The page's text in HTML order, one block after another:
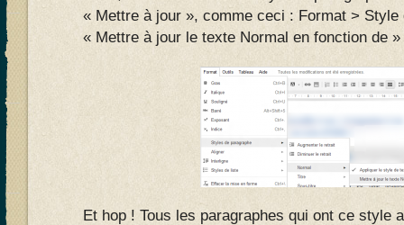
« Mettre à jour », comme ceci : Format > Style
« Mettre à jour le texte Normal en fonction de »
Et hop ! Tous les paragraphes qui ont ce style